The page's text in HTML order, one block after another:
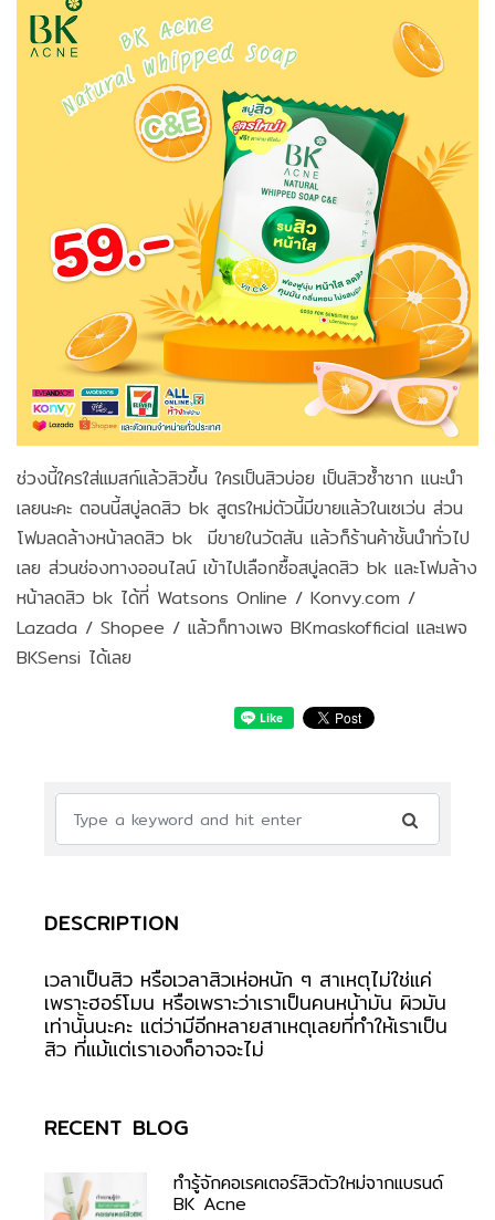
ช่วงนี้ใครใส่แมสก์แล้วสิวขึ้น ใครเป็นสิวบ่อย เป็นสิวซ้ำซาก แนะนำ
เลยนะคะ ตอนนี้สบู่ลดสิว bk สูตรใหม่ตัวนี้มีขายแล้วในเซเว่น ส่วน
โฟมลดล้างหน้าลดสิว bk มีขายในวัตสัน แล้วก็ร้านค้าชั้นนำทั่วไป
เลย ส่วนช่องทางออนไลน์ เข้าไปเลือกซื้อสบู่ลดสิว bk และโฟมล้าง
หน้าลดสิว bk ได้ที่ Watsons Online / Konvy.com /
Lazada / Shopee / แล้วก็ทางเพจ BKmaskofficial และเพจ
BKSensi ได้เลย
DESCRIPTION
เวลาเป็นสิว หรือเวลาสิวเห่อหนัก ๆ สาเหตุไม่ใช่แค่
เพราะฮอร์โมน หรือเพราะว่าเราเป็นคนหน้ามัน ผิวมัน
เท่านั้นนะคะ แต่ว่ามีอีกหลายสาเหตุเลยที่ทำให้เราเป็น
สิว ที่แม้แต่เราเองก็อาจจะไม่
RECENT BLOG
ทำรู้จักคอเรคเตอร์สิวตัวใหม่จากแบรนด์
BK Acne